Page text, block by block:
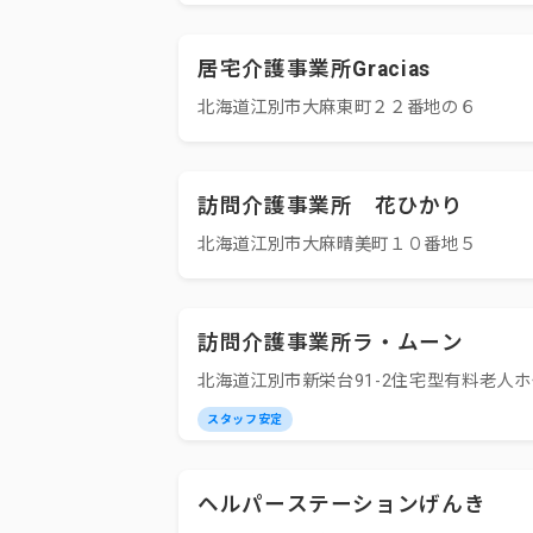
居宅介護事業所Gracias
北海道江別市大麻東町２２番地の６
訪問介護事業所 花ひかり
北海道江別市大麻晴美町１０番地５
訪問介護事業所ラ・ムーン
北海道江別市新栄台91-2住宅型有料老人
スタッフ安定
ヘルパーステーションげんき